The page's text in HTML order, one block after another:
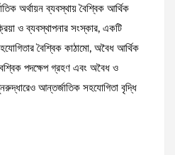
অর্থায়ন ব্যবস্থায় বৈশ্বিক আর্থিক
ও ব্যবস্থাপনার সংস্কার, একটি
বৈশ্বিক কাঠামো, অবৈধ আর্থিক
পদক্ষেপ গ্রহণ এবং অবৈধ ও
আন্তর্জাতিক সহযোগিতা বৃদ্ধি